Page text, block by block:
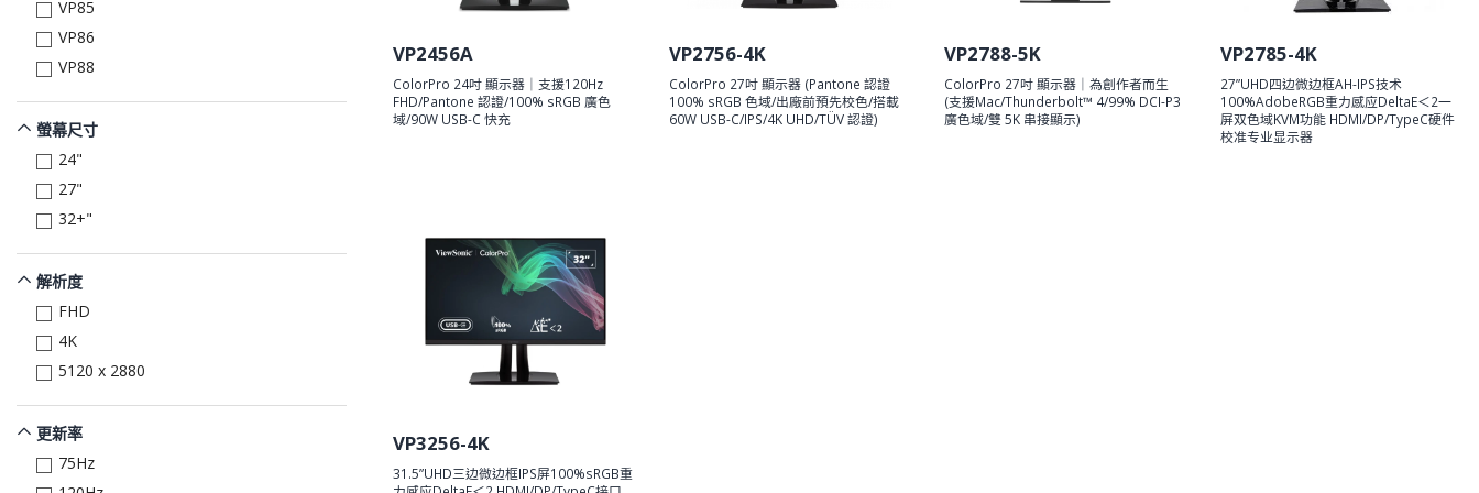
VP85
VP86
VP88
螢幕尺寸
24"
27"
32+"
解析度
FHD
4K
5120 x 2880
更新率
75Hz
VP2456A
ColorPro 24吋 顯示器｜支援120Hz
FHD/Pantone 認證/100% sRGB 廣色
域/90W USB-C 快充
VP2756-4K
ColorPro 27吋 顯示器 (Pantone 認證
100% sRGB 色域/出廠前預先校色/搭載
60W USB-C/IPS/4K UHD/TÜV 認證)
VP2788-5K
ColorPro 27吋 顯示器｜為創作者而生
(支援Mac/Thunderbolt™ 4/99% DCI-P3
廣色域/雙 5K 串接顯示)
VP2785-4K
27”UHD四边微边框AH-IPS技术
100%AdobeRGB重力感应DeltaE＜2一
屏双色域KVM功能 HDMI/DP/TypeC硬件
校准专业显示器
VP3256-4K
31.5”UHD三边微边框IPS屏100%sRGB重